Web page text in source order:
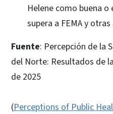
Helene como buena
supera a FEMA y
Fuente: Percepción de la
del Norte: Resultados de
de 2025
(Perceptions of Public